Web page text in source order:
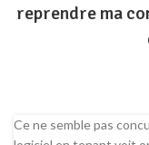
reprendre ma
Ce ne semble pas